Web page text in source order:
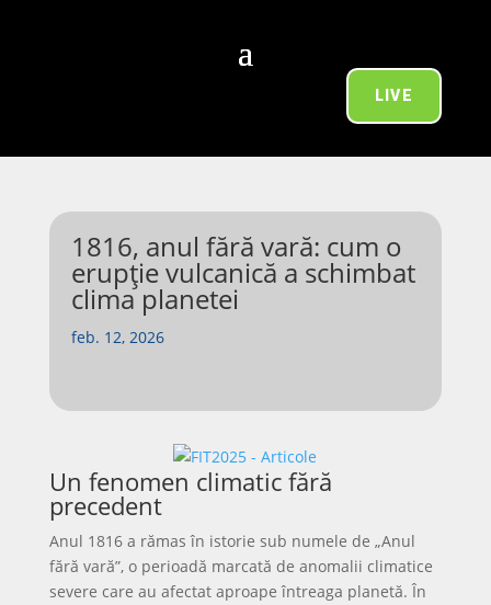
LIVE
1816, anul fără vară: cum o
erupție vulcanică a schimbat
clima planetei
feb. 12, 2026
Un fenomen climatic fără
precedent
Anul 1816 a rămas în istorie sub numele de „Anul
fără vară”, o perioadă marcată de anomalii climatice
severe care au afectat aproape întreaga planetă. În